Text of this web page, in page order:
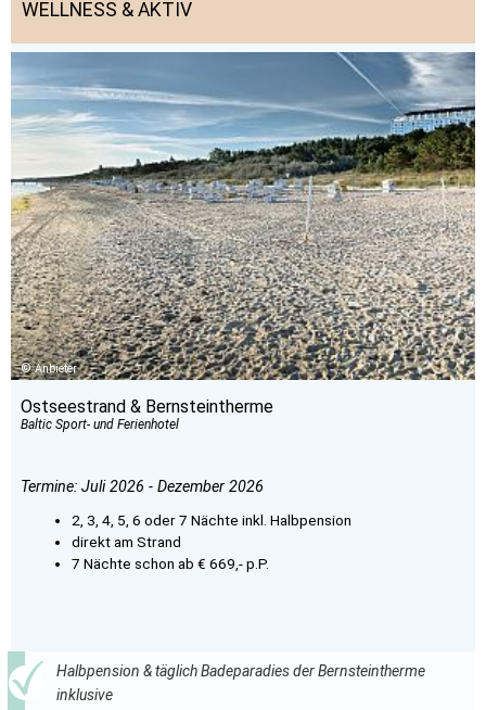
WELLNESS & AKTIV
Anbieter
Ostseestrand & Bernsteintherme
Baltic Sport- und Ferienhotel
Termine: Juli 2026 - Dezember 2026
2, 3, 4, 5, 6 oder 7 Nächte inkl. Halbpension
direkt am Strand
7 Nächte schon ab € 669,- p.P.
Halbpension & täglich Badeparadies der Bernsteintherme
inklusive